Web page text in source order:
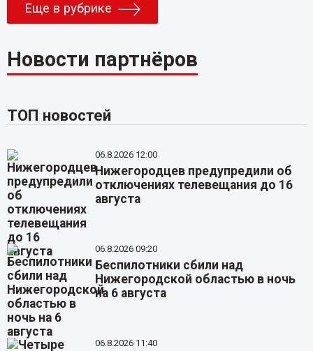
Еще в рубрике
Новости партнёров
ТОП новостей
06.8.2026 12:00
Нижегородцев предупредили об
отключениях телевещания до 16
августа
06.8.2026 09:20
Беспилотники сбили над
Нижегородской областью в ночь
на 6 августа
06.8.2026 11:40